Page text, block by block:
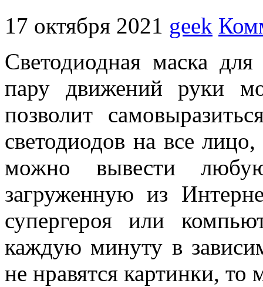
17 октября 2021 geek
Светодиодная маска
пару движений руки
позволит
светодиодов на все
можно вывести
загруженную из
супергероя или
каждую минуту в
не нравятся картинки, то